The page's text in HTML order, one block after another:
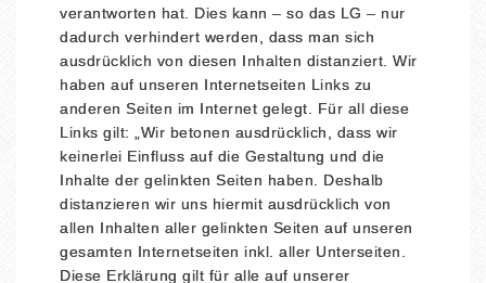
verantworten hat. Dies kann – so das LG – nur
dadurch verhindert werden, dass man sich
ausdrücklich von diesen Inhalten distanziert. Wir
haben auf unseren Internetseiten Links zu
anderen Seiten im Internet gelegt. Für all diese
Links gilt: „Wir betonen ausdrücklich, dass wir
keinerlei Einfluss auf die Gestaltung und die
Inhalte der gelinkten Seiten haben. Deshalb
distanzieren wir uns hiermit ausdrücklich von
allen Inhalten aller gelinkten Seiten auf unseren
gesamten Internetseiten inkl. aller Unterseiten.
Diese Erklärung gilt für alle auf unserer